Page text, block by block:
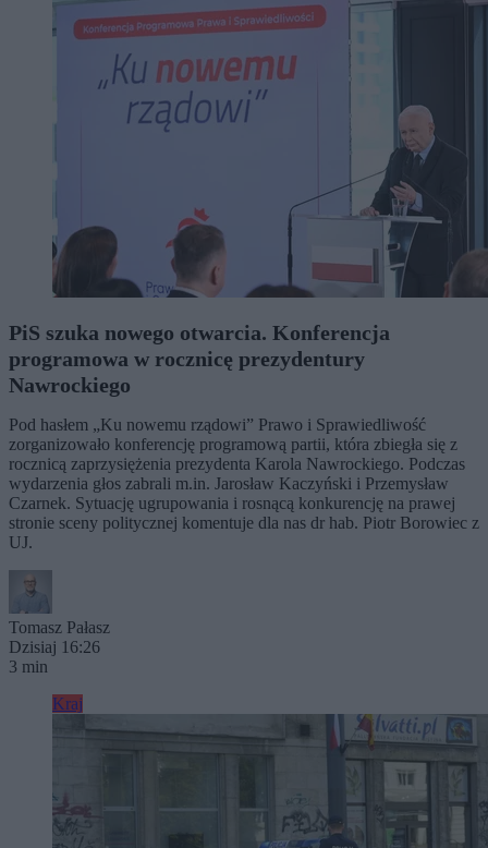
PiS szuka nowego otwarcia. Konferencja
programowa w rocznicę prezydentury
Nawrockiego
Pod hasłem „Ku nowemu rządowi” Prawo i Sprawiedliwość
zorganizowało konferencję programową partii, która zbiegła się z
rocznicą zaprzysiężenia prezydenta Karola Nawrockiego. Podczas
wydarzenia głos zabrali m.in. Jarosław Kaczyński i Przemysław
Czarnek. Sytuację ugrupowania i rosnącą konkurencję na prawej
stronie sceny politycznej komentuje dla nas dr hab. Piotr Borowiec z
UJ.
Tomasz Pałasz
Dzisiaj 16:26
3 min
Kraj